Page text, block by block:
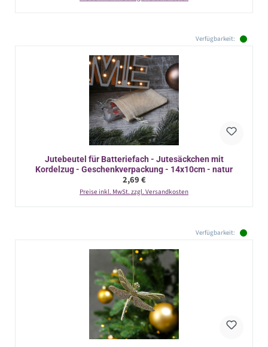
Verfügbarkeit:
Jutebeutel für Batteriefach - Jutesäckchen mit
Kordelzug - Geschenkverpackung - 14x10cm - natur
Regulärer Preis:
2,69 €
Preise inkl. MwSt. zzgl. Versandkosten
Verfügbarkeit: